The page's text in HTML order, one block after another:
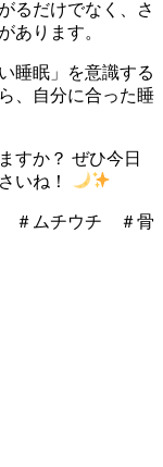
るだけでなく、さ
あります。
睡眠」を意識する
、自分に合った睡
すか？ ぜひ今日
いね！
＃ムチウチ ＃骨